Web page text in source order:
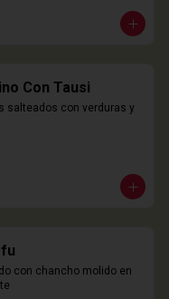
Con Tausi
salteados con verduras y
con chancho molido en